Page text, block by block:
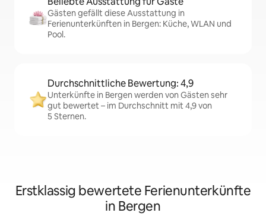
Gästen gefällt diese Ausstattung in
Ferienunterkünften in Bergen: Küche, WLAN und
Pool.
Durchschnittliche Bewertung: 4,9
Unterkünfte in Bergen werden von Gästen sehr
gut bewertet – im Durchschnitt mit 4,9 von
5 Sternen.
Erstklassig bewertete Ferienunterkünfte
in Bergen